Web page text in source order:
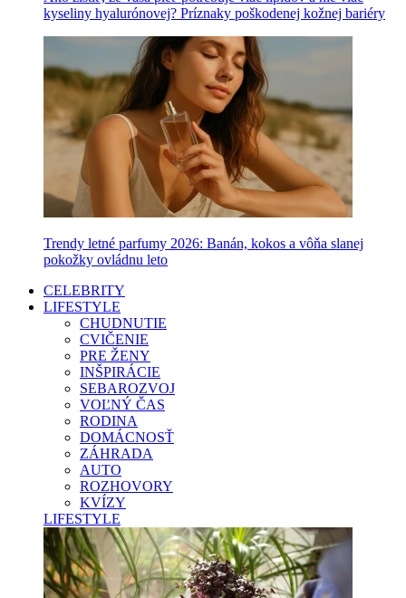
kyseliny hyalurónovej? Príznaky poškodenej kožnej bariéry
Trendy letné parfumy 2026: Banán, kokos a vôňa slanej
pokožky ovládnu leto
CELEBRITY
LIFESTYLE
CHUDNUTIE
CVIČENIE
PRE ŽENY
INŠPIRÁCIE
SEBAROZVOJ
VOĽNÝ ČAS
RODINA
DOMÁCNOSŤ
ZÁHRADA
AUTO
ROZHOVORY
KVÍZY
LIFESTYLE